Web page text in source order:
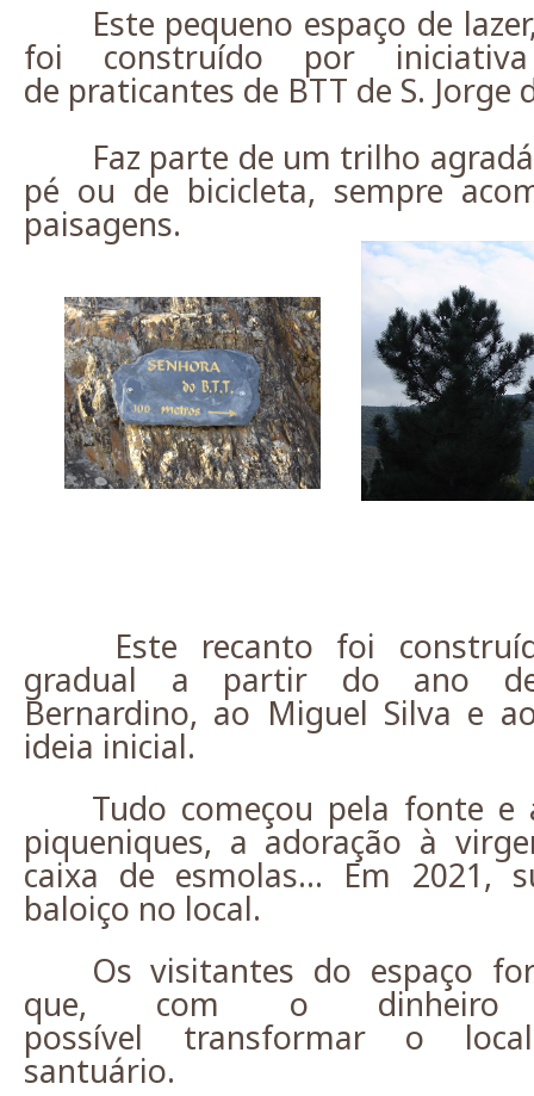
Este pequeno espaço de
foi construído por
de praticantes de BTT de S. Jorge
Faz parte de um trilho
pé ou de bicicleta, sempre
paisagens.
Este recanto foi
gradual a partir do ano
Bernardino, ao Miguel Silva e
ideia inicial.
Tudo começou pela fonte
piqueniques, a adoração à
caixa de esmolas… Em 2021,
baloiço no local.
Os visitantes do espaço
que, com o dinheiro
possível transformar o
santuário.